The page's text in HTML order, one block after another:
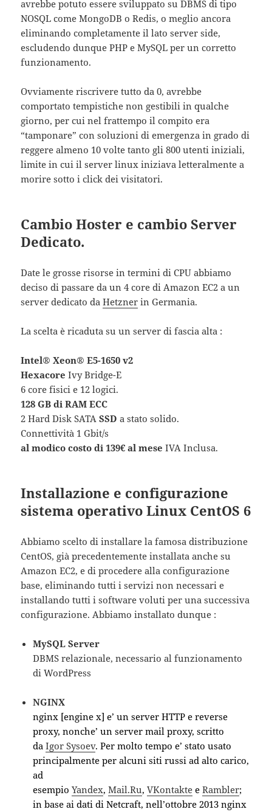
avrebbe potuto essere sviluppato su DBMS di tipo
NOSQL come MongoDB o Redis, o meglio ancora
eliminando completamente il lato server side,
escludendo dunque PHP e MySQL per un corretto
funzionamento.
Ovviamente riscrivere tutto da 0, avrebbe
comportato tempistiche non gestibili in qualche
giorno, per cui nel frattempo il compito era
“tamponare” con soluzioni di emergenza in grado di
reggere almeno 10 volte tanto gli 800 utenti iniziali,
limite in cui il server linux iniziava letteralmente a
morire sotto i click dei visitatori.
Cambio Hoster e cambio Server
Dedicato.
Date le grosse risorse in termini di CPU abbiamo
deciso di passare da un 4 core di Amazon EC2 a un
server dedicato daHetzner in Germania.
La scelta è ricaduta su un server di fascia alta :
Intel® Xeon® E5-1650 v2
Hexacore Ivy Bridge-E
6 core fisici e 12 logici.
128 GB di RAM ECC
2 Hard Disk SATASSD a stato solido.
Connettività 1 Gbit/s
al modico costo di 139€ al mese IVA Inclusa.
Installazione e configurazione
sistema operativo Linux CentOS 6
Abbiamo scelto di installare la famosa distribuzione
CentOS, già precedentemente installata anche su
Amazon EC2, e di procedere alla configurazione
base, eliminando tutti i servizi non necessari e
installando tutti i software voluti per una successiva
configurazione. Abbiamo installato dunque :
MySQL Server
DBMS relazionale, necessario al funzionamento
di WordPress
NGINX
nginx [engine x] e’ un server HTTP e reverse
proxy, nonche’ un server mail proxy, scritto
daIgor Sysoev. Per molto tempo e’ stato usato
principalmente per alcuni siti russi ad alto carico,
ad
esempioYandex,Mail.Ru,VKontakte eRambler;
in base ai dati di Netcraft, nell’ottobre 2013 nginx